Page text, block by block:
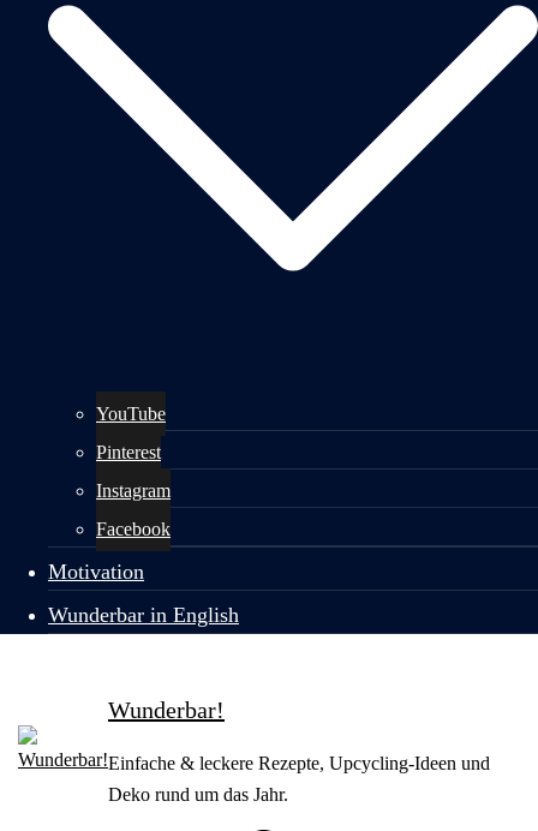
YouTube
Pinterest
Instagram
Facebook
Motivation
Wunderbar in English
Wunderbar!
Einfache & leckere Rezepte, Upcycling-Ideen und
Deko rund um das Jahr.